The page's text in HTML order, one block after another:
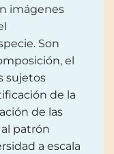
imágenes
Son
el
sujetos
de la
de las
patrón
a escala